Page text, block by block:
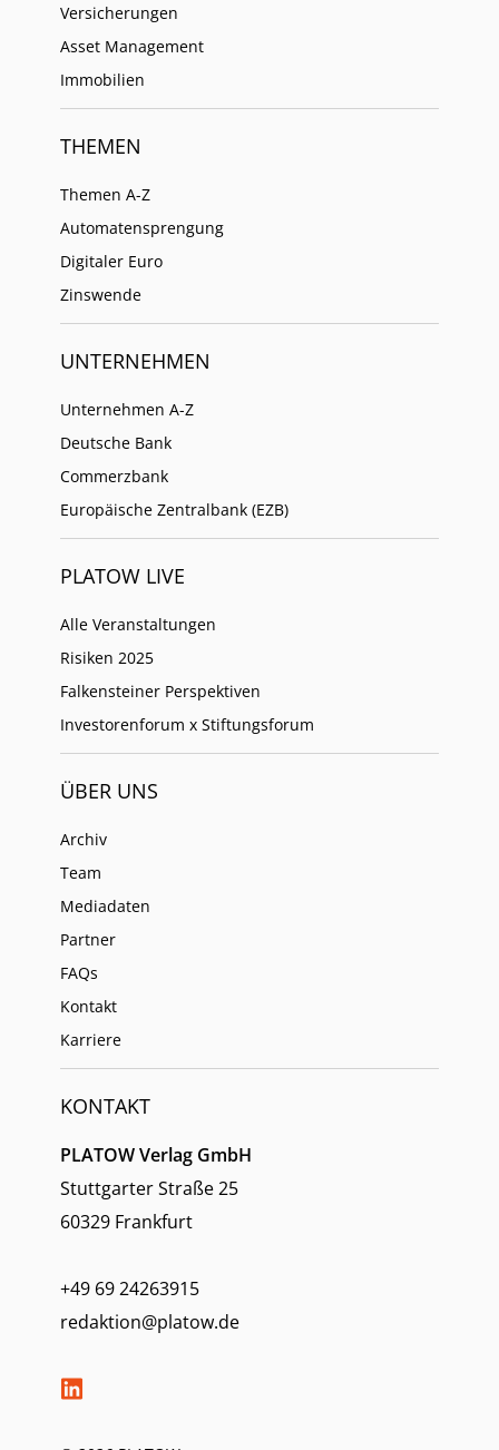
Versicherungen
Asset Management
Immobilien
THEMEN
Themen A-Z
Automatensprengung
Digitaler Euro
Zinswende
UNTERNEHMEN
Unternehmen A-Z
Deutsche Bank
Commerzbank
Europäische Zentralbank (EZB)
PLATOW LIVE
Alle Veranstaltungen
Risiken 2025
Falkensteiner Perspektiven
Investorenforum x Stiftungsforum
ÜBER UNS
Archiv
Team
Mediadaten
Partner
FAQs
Kontakt
Karriere
KONTAKT
PLATOW Verlag GmbH
Stuttgarter Straße 25
60329 Frankfurt
+49 69 24263915
redaktion@platow.de